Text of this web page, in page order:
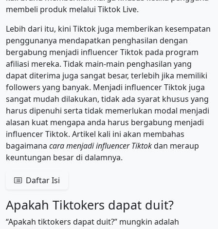
membeli produk melalui Tiktok Live.
Lebih dari itu, kini Tiktok juga memberikan kesempatan
penggunanya mendapatkan penghasilan dengan
bergabung menjadi influencer Tiktok pada program
afiliasi mereka. Tidak main-main penghasilan yang
dapat diterima juga sangat besar, terlebih jika memiliki
followers yang banyak. Menjadi influencer Tiktok juga
sangat mudah dilakukan, tidak ada syarat khusus yang
harus dipenuhi serta tidak memerlukan modal menjadi
alasan kuat mengapa anda harus bergabung menjadi
influencer Tiktok. Artikel kali ini akan membahas
bagaimana cara menjadi influencer Tiktokdan meraup
keuntungan besar di dalamnya.
Daftar Isi
Apakah Tiktokers dapat duit?
“Apakah tiktokers dapat duit?” mungkin adalah